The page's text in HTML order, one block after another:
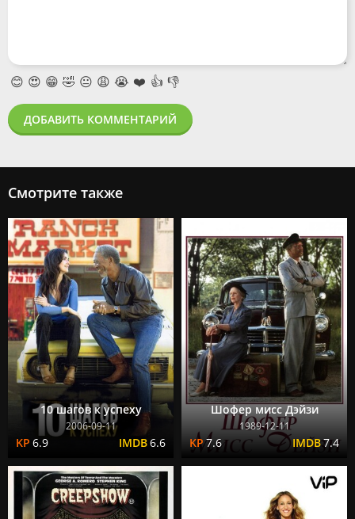
😊 😍 😁 🤣 😐 😩 😭 ❤️ 👍 👎
ДОБАВИТЬ КОММЕНТАРИЙ
Смотрите также
10 шагов к успеху
2006-09-11
6.9 6.6
Шофер мисс Дэйзи
1989-12-11
7.6 7.4